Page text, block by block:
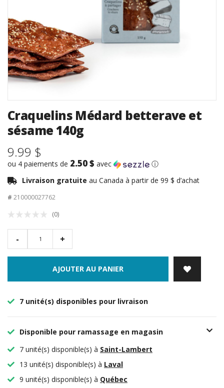
Craquelins Médard betterave et
sésame 140g
9.99 $
ou 4 paiements de 2.50 $ avec
ⓘ
Livraison gratuite au Canada à partir de 99 $ d’achat
# 210000027762
(0)
- +
AJOUTER AU PANIER
7 unité(s) disponibles pour livraison
Disponible pour ramassage en magasin
7 unité(s) disponible(s) à Saint-Lambert
13 unité(s) disponible(s) à Laval
9 unité(s) disponible(s) à Québec